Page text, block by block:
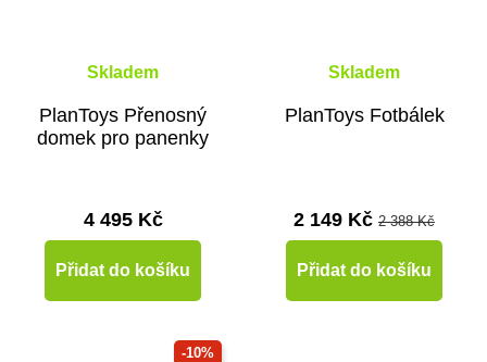
Skladem
PlanToys Přenosný
domek pro panenky
4 495 Kč
Přidat do košíku
Skladem
PlanToys Fotbálek
2 149 Kč 2 388 Kč
Přidat do košíku
-10%